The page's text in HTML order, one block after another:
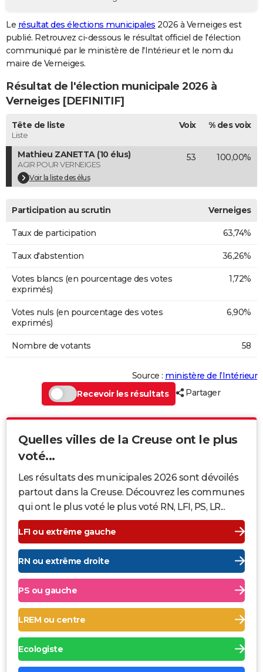
GUIDES D'ACHAT
BONS PLANS
CARTE DE VOEUX
Carte de Noël
Carte Bonne année
Carte Saint-Valentin
Carte Pâques
Carte d'anniversaire
DICTIONNAIRE
Dictionnaire
Biographies
Citations
Expressions
Proverbes
PROGRAMME TV
COPAINS D'AVANT
S'inscrire
Se connecter
Lycées
Collèges
Primaires
Universités
Entreprises
Service militaire
Avis de recherche
AVIS DE DÉCÈS
FORUM
Le résultat des élections municipales 2026 à Verneiges est
publié. Retrouvez ci-dessous le résultat officiel de l'élection
communiqué par le ministère de l'Intérieur et le nom du
maire de Verneiges.
Résultat de l'élection municipale 2026 à
Verneiges [DEFINITIF]
Tête de liste
Liste
Voix % des voix
Mathieu ZANETTA (10 élus)
AGIR POUR VERNEIGES
Voir la liste des élus
53 100,00%
Participation au scrutin Verneiges
Taux de participation 63,74%
Taux d'abstention 36,26%
Votes blancs (en pourcentage des votes
exprimés)
1,72%
Votes nuls (en pourcentage des votes
exprimés)
6,90%
Nombre de votants 58
Source : ministère de l’Intérieur
Recevoir les résultats
Partager
Quelles villes de la Creuse ont le plus
voté...
Les résultats des municipales 2026 sont dévoilés
partout dans la Creuse. Découvrez les communes
qui ont le plus voté le plus voté RN, LFI, PS, LR...
LFI ou extrême gauche
RN ou extrême droite
PS ou gauche
LREM ou centre
Ecologiste